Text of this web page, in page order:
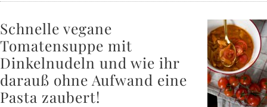
Schnelle vegane
Tomatensuppe mit
Dinkelnudeln und wie ihr
darauß ohne Aufwand eine
Pasta zaubert!